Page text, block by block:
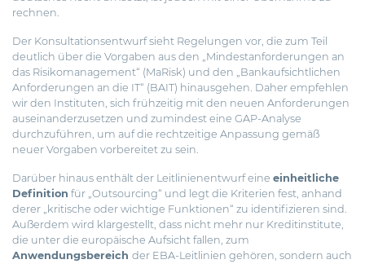
rechnen.
Der Konsultationsentwurf sieht Regelungen vor, die zum Teil
deutlich über die Vorgaben aus den „Mindestanforderungen an
das Risikomanagement“ (MaRisk) und den „Bankaufsichtlichen
Anforderungen an die IT“ (BAIT) hinausgehen. Daher empfehlen
wir den Instituten, sich frühzeitig mit den neuen Anforderungen
auseinanderzusetzen und zumindest eine GAP-Analyse
durchzuführen, um auf die rechtzeitige Anpassung gemäß
neuer Vorgaben vorbereitet zu sein.
Darüber hinaus enthält der Leitlinienentwurf eine einheitliche
Definition für „Outsourcing“ und legt die Kriterien fest, anhand
derer „kritische oder wichtige Funktionen“ zu identifizieren sind.
Außerdem wird klargestellt, dass nicht mehr nur Kreditinstitute,
die unter die europäische Aufsicht fallen, zum
Anwendungsbereich der EBA-Leitlinien gehören, sondern auch